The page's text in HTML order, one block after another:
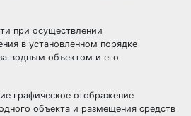
при осуществлении
в установленном порядке
водным объектом и его
графическое отображение
объекта и размещения средств